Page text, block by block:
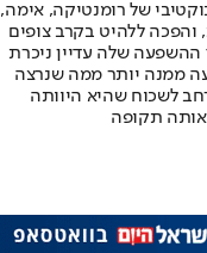
של רומנטיקה, אימה,
והפכה ללהיט בקרב צופים
ההשפעה שלה עדיין ניכרת
ממנה יותר ממה שנרצה
לשכוח שהיא היוותה
אותה תקופה